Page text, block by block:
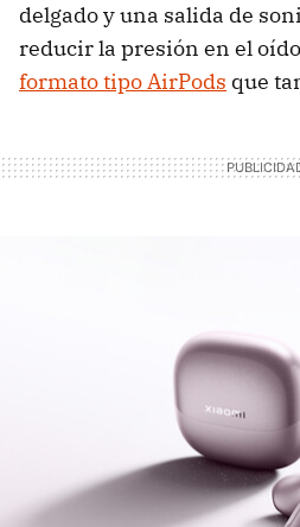
delgado y una salida de
reducir la presión en el
formato tipo AirPods que